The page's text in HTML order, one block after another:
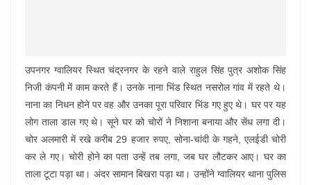
उपनगर ग्वालियर स्थित चंद्रनगर के रहने वाले राहुल सिंह पुत्र अशोक सिंह
निजी कंपनी में काम करते हैं। उनके नाना भिंड स्थित नसरोल गांव में रहते थे।
नाना का निधन होने पर वह और उनका पूरा परिवार भिंड गए हुए थे। घर पर यह
लोग ताला डाल गए थे। सूने घर को चोरों ने निशाना बनाया और सेंध लगा दी।
चोर अलमारी में रखे करीब 29 हजार रुपए, सोना-चांदी के गहने, एलईडी चोरी
कर ले गए। चोरी होने का पता उन्हें तब लगा, जब घर लौटकर आए। घर का
ताला टूटा पड़ा था। अंदर सामान बिखरा पड़ा था। उन्होंने ग्वालियर थाना पुलिस